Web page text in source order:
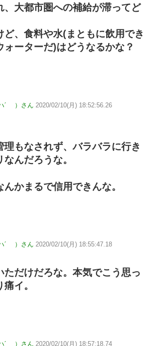
、大都市圏への補給が滞ってど
ど、食料や水(まともに飲用でき
ォーターだ)はどうなるかな？
ハ´ ）さん 2020/02/10(月) 18:52:56.26
理もなされず、バラバラに行き
んだろうな。
かまるで信用できんな。
ハ´ ）さん 2020/02/10(月) 18:55:47.18
ただけだろな。本気でこう思っ
イ。
ハ´ ）さん 2020/02/10(月) 18:57:18.74